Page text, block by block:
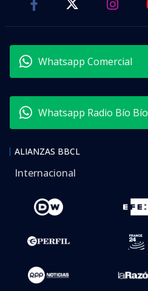
Whatsapp Comercial
Whatsapp Radio Bío Bío
ALIANZAS BBCL
Internacional